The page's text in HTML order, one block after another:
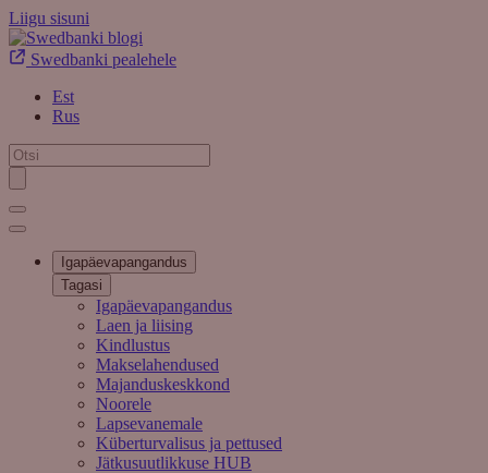
Liigu sisuni
Swedbanki pealehele
Est
Rus
Igapäevapangandus
Tagasi
Igapäevapangandus
Laen ja liising
Kindlustus
Makselahendused
Majanduskeskkond
Noorele
Lapsevanemale
Küberturvalisus ja pettused
Jätkusuutlikkuse HUB